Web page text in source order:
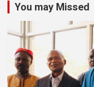
You may Missed